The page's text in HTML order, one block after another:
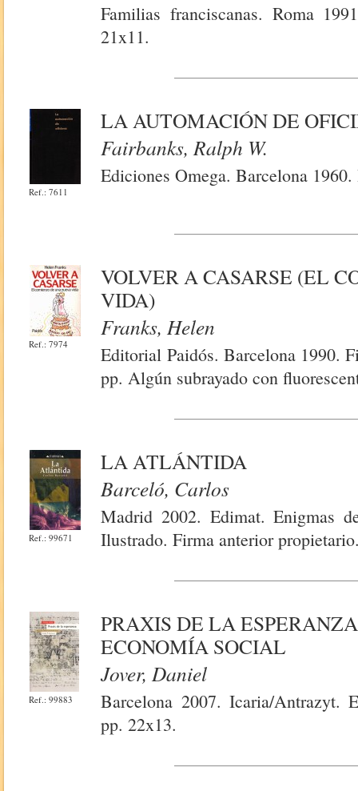
Familias franciscanas. Roma
21x11.
Ref.: 7611
LA AUTOMACIÓN DE
Fairbanks, Ralph W.
Ediciones Omega. Barcelona
Ref.: 7974
VOLVER A CASARSE (EL
VIDA)
Franks, Helen
Editorial Paidós. Barcelona 1990.
pp. Algún subrayado con
Ref.: 99671
LA ATLÁNTIDA
Barceló, Carlos
Madrid 2002. Edimat. Enigmas
Ilustrado. Firma anterior
Ref.: 99883
PRAXIS DE LA
ECONOMÍA SOCIAL
Jover, Daniel
Barcelona 2007. Icaria/Antrazyt.
pp. 22x13.